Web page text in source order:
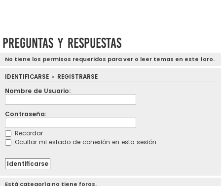
Preguntas y respuestas
No tiene los permisos requeridos para ver o leer temas en este foro.
IDENTIFICARSE • REGISTRARSE
Nombre de Usuario:
Contraseña:
Recordar
Ocultar mi estado de conexión en esta sesión
Está categoría no tiene foros.